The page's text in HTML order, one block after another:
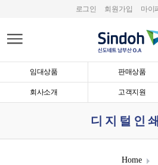
로그인 회원가입 마이
임대상품 판매상품
회사소개 고객지원
디지털인
Home